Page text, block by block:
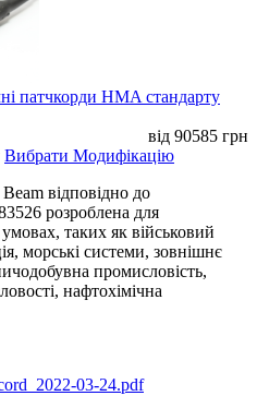
патчкорди HMA стандарту
від 90585 грн
Вибрати Модифікацію
відповідно до
розроблена для
таких як військовий
морські системи, зовнішнє
промисловість,
нафтохімічна
03-24.pdf